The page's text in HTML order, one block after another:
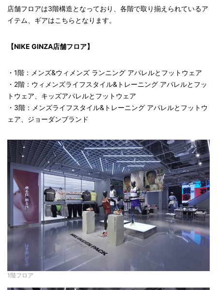
店舗フロアは3階構造となっており、各階で取り揃えられているア
イテム、ギアはこちらとなります。
【NIKE GINZA店舗フロア】
・1階：メンズ&ウィメンズ ランニング アパレルとフットウェア
・2階：ウィメンズライフスタイル&トレーニング アパレルとフッ
トウェア、キッズアパレルとフットウェア
・3階：メンズライフスタイル&トレーニング アパレルとフットウ
ェア、ジョーダンブランド
1階フロア